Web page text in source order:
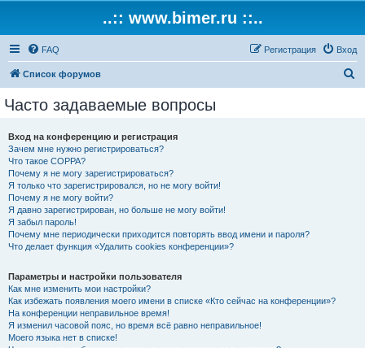
..:: www.bimer.ru ::..
FAQ Вход
Регистрация
Список форумов
Часто задаваемые вопросы
Вход на конференцию и регистрация
Зачем мне нужно регистрироваться?
Что такое COPPA?
Почему я не могу зарегистрироваться?
Я только что зарегистрировался, но не могу войти!
Почему я не могу войти?
Я давно зарегистрирован, но больше не могу войти!
Я забыл пароль!
Почему мне периодически приходится повторять ввод имени и пароля?
Что делает функция «Удалить cookies конференции»?
Параметры и настройки пользователя
Как мне изменить мои настройки?
Как избежать появления моего имени в списке «Кто сейчас на конференции»?
На конференции неправильное время!
Я изменил часовой пояс, но время всё равно неправильное!
Моего языка нет в списке!